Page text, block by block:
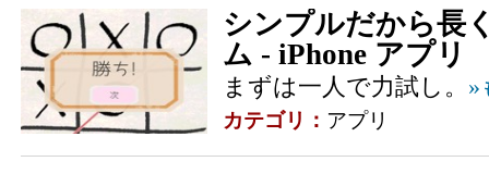
シンプルだから長
ム - iPhone アプリ
まずは一人で力試し。 »
カテゴリ： アプリ